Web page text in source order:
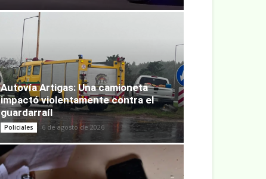
Autovía Artigas: Una camioneta
impactó violentamente contra el
guardarraíl
Policiales 6 de agosto de 2026